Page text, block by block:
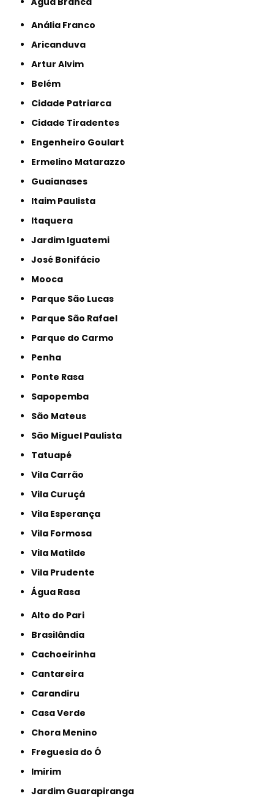
Anália Franco
Aricanduva
Artur Alvim
Belém
Cidade Patriarca
Cidade Tiradentes
Engenheiro Goulart
Ermelino Matarazzo
Guaianases
Itaim Paulista
Itaquera
Jardim Iguatemi
José Bonifácio
Mooca
Parque São Lucas
Parque São Rafael
Parque do Carmo
Penha
Ponte Rasa
Sapopemba
São Mateus
São Miguel Paulista
Tatuapé
Vila Carrão
Vila Curuçá
Vila Esperança
Vila Formosa
Vila Matilde
Vila Prudente
Água Rasa
Alto do Pari
Brasilândia
Cachoeirinha
Cantareira
Carandiru
Casa Verde
Chora Menino
Freguesia do Ó
Imirim
Jardim Guarapiranga